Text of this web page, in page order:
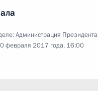
Администрация Президента
февраля 2017 года, 16:00